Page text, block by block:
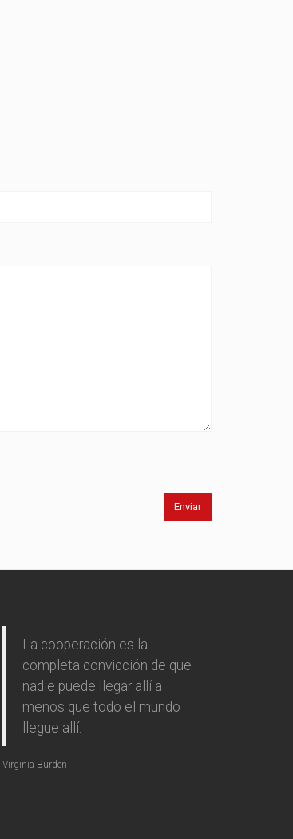
La cooperación es la
completa convicción de que
nadie puede llegar allí a
menos que todo el mundo
llegue allí.
Virginia Burden